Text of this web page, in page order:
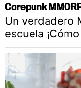
Corepunk
Un verdadero
escuela